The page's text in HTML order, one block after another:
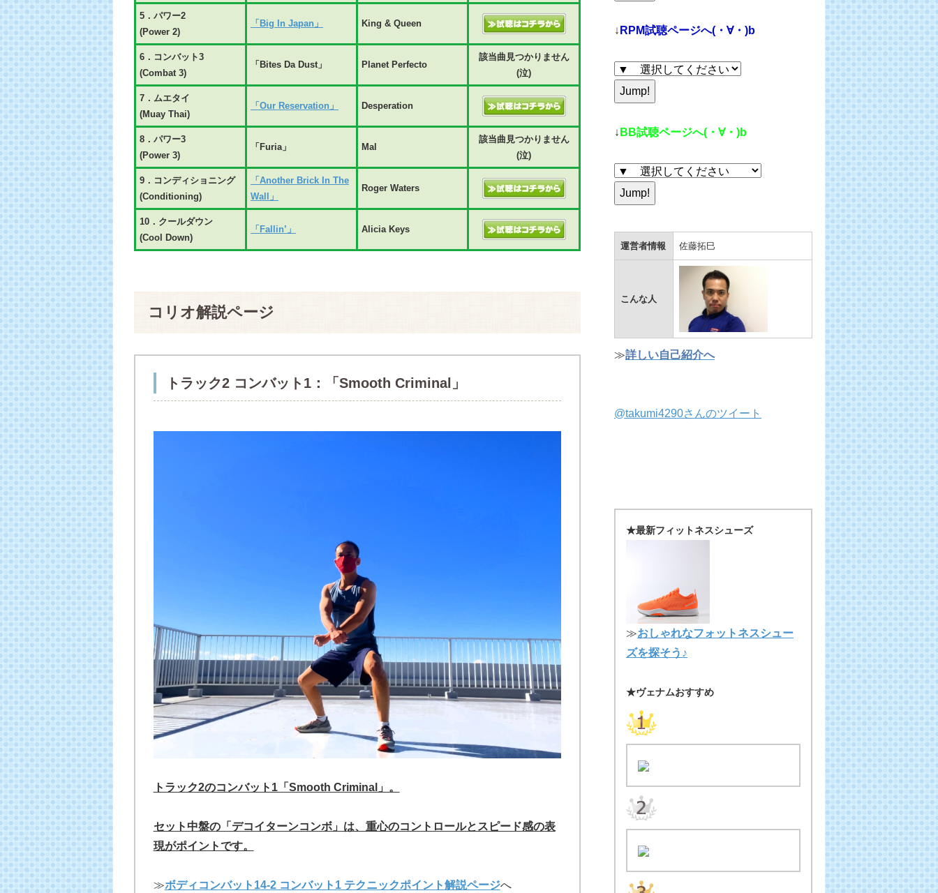
5．パワー2
(Power 2)
「Big In Japan」 King & Queen
6．コンバット3
(Combat 3)
「Bites Da Dust」 Planet Perfecto
該当曲見つかりません
(泣)
7．ムエタイ
(Muay Thai)
「Our Reservation」 Desperation
8．パワー3
(Power 3)
「Furia」 Mal
該当曲見つかりません
(泣)
9．コンディショニング
(Conditioning)
「Another Brick In The
Wall」
Roger Waters
10．クールダウン
(Cool Down)
「Fallin’」 Alicia Keys
コリオ解説ページ
トラック2 コンバット1： 「Smooth Criminal」
トラック2のコンバット1「Smooth Criminal」。
セット中盤の「デコイターンコンボ」は、重心のコントロールとスピード感の表
現がポイントです。
≫ボディコンバット14-2 コンバット1 テクニックポイント解説ページへ
↓ RPM試聴ページへ(・∀・)b
↓ BB試聴ページへ(・∀・)b
運営者情報 佐藤拓巳
こんな人
≫詳しい自己紹介へ
@takumi4290さんのツイート
★最新フィットネスシューズ
≫おしゃれなフォットネスシュー
ズを探そう♪
★ヴェナムおすすめ